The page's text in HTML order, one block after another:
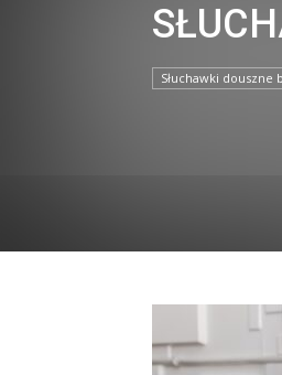
Słuchawki